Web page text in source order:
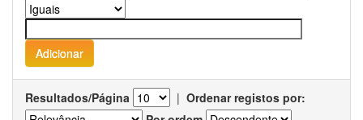
Resultados/Página | Ordenar registos por: